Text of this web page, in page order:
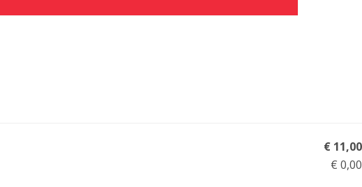
€ 11,00
€ 0,00